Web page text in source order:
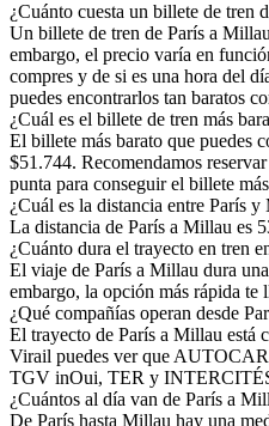
¿Cuánto cuesta un billete de tren
Un billete de tren de París a
embargo, el precio varía en
compres y de si es una hora del
puedes encontrarlos tan baratos
¿Cuál es el billete de tren más
El billete más barato que puedes
$51.744. Recomendamos
punta para conseguir el billete
¿Cuál es la distancia entre París
La distancia de París a Millau es
¿Cuánto dura el trayecto en tren
El viaje de París a Millau dura
embargo, la opción más rápida
¿Qué compañías operan desde
El trayecto de París a Millau está
Virail puedes ver que
TGV inOui, TER y INTERCITÉS
¿Cuántos al día van de París a
De París hasta Millau hay una